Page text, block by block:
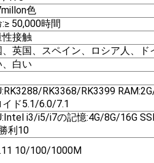
色
50,000時間
性接触
、英国、スペイン、ロシア人、
、白い
RK3368/RK3399
イド5.1/6.0/7.1
i3/i5/i7の記憶:4G/8G/16G
利10
10/100/1000M